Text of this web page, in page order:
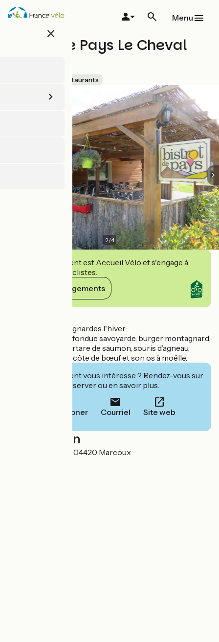
Aller
au
close
Menu
Bistrot de Pays Le Cheval
Restaurants
2/4
Cet établissement est Accueil Vélo et s'engage à
accueillir des cyclistes.
Voir ses engagements
Spécialités montagnardes l'hiver:
Pierrade, raclette, fondue savoyarde, burger montagnard,
salade italienne, tartare de saumon, souris d’agneau,
ravioles de cèpes, côte de bœuf et son os à moëlle.
Cet établissement vous intéresse ? Rendez-vous sur
leur site pour réserver ou en savoir plus.
Téléphoner Courriel Site web
Localisation
92 route des Laux 04420 Marcoux